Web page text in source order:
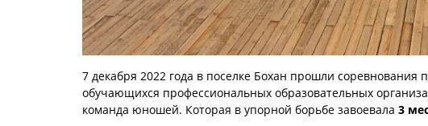
7 декабря 2022 года в поселке Бохан прошли соревнования
обучающихся профессиональных образовательных
команда юношей. Которая в упорной борьбе завоевала 3